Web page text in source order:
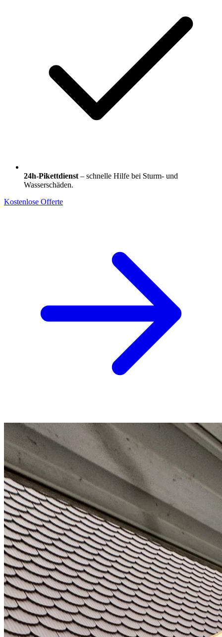
24h-Pikettdienst – schnelle Hilfe bei Sturm- und
Wasserschäden.
Kostenlose Offerte